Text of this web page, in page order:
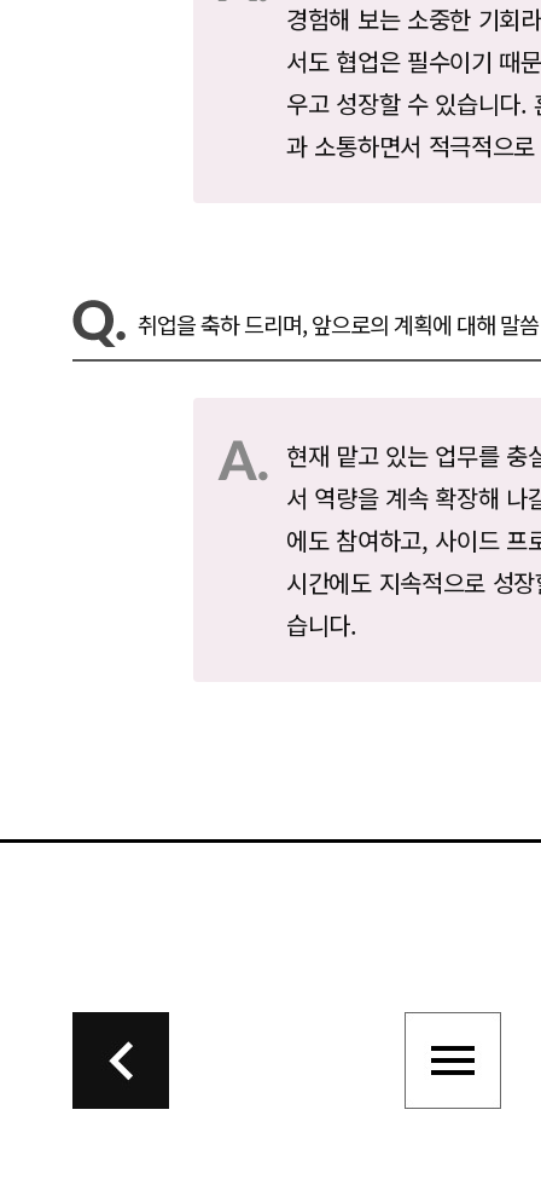
경험해 보는 소중한 기회
서도 협업은 필수이기 때
우고 성장할 수 있습니다.
과 소통하면서 적극적으
취업을 축하 드리며, 앞으로의 계획에 대해 말
현재 맡고 있는 업무를 충
서 역량을 계속 확장해 나
에도 참여하고, 사이드 프
시간에도 지속적으로 성
습니다.